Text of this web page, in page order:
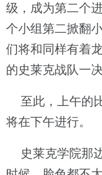
级，成为第二个
个小组第二掀翻
们将和同样有着
的史莱克战队一决
至此，上午的
将在下午进行。
史莱克学院那